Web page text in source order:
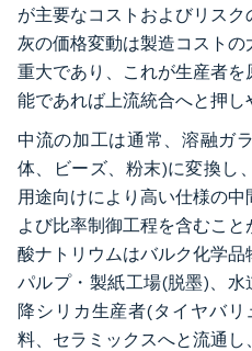
が主要なコストおよびリス
灰の価格変動は製造コスト
重大であり、これが生産者
能であれば上流統合へと押し
中流の加工は通常、溶融ガ
体、ビーズ、粉末)に変換し
用途向けにより高い仕様の
よび比率制御工程を含むこ
酸ナトリウムはバルク化学品
パルプ・製紙工場(脱墨)、
降シリカ生産者(タイヤバ
料、セラミックスへと流通